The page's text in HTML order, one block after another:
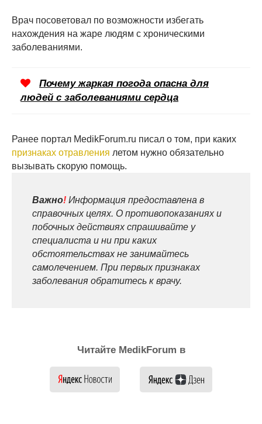
Врач посоветовал по возможности избегать
нахождения на жаре людям с хроническими
заболеваниями.
Почему жаркая погода опасна для
людей с заболеваниями сердца
Ранее портал MedikForum.ru писал о том, при каких
признаках отравления летом нужно обязательно
вызывать скорую помощь.
Важно! Информация предоставлена в
справочных целях. О противопоказаниях и
побочных действиях спрашивайте у
специалиста и ни при каких
обстоятельствах не занимайтесь
самолечением. При первых признаках
заболевания обратитесь к врачу.
Читайте MedikForum в